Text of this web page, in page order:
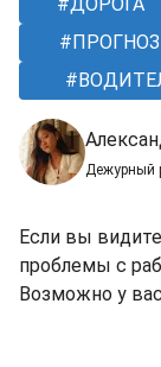
ДОРОГА
Дежурный
Если вы
проблемы с
Возможно у